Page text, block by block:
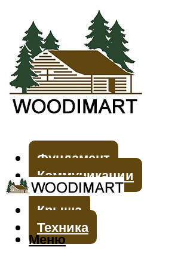
Фундамент
Коммуникации
Стены
Крыша
Техника
Меню